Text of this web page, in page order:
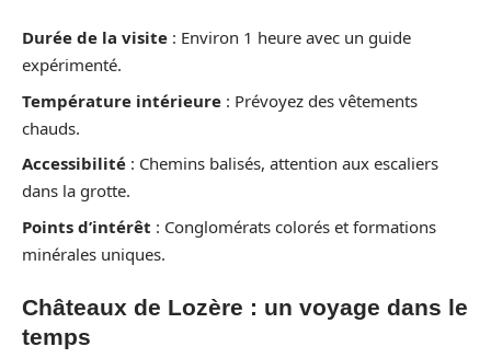
Durée de la visite : Environ 1 heure avec un guide
expérimenté.
Température intérieure : Prévoyez des vêtements
chauds.
Accessibilité : Chemins balisés, attention aux escaliers
dans la grotte.
Points d’intérêt : Conglomérats colorés et formations
minérales uniques.
Châteaux de Lozère : un voyage dans le
temps